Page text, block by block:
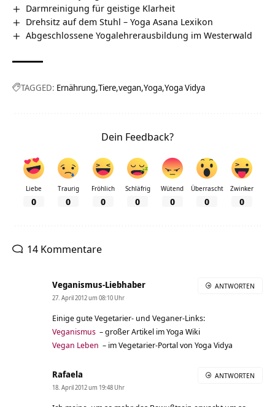
Darmreinigung für geistige Klarheit
Drehsitz auf dem Stuhl – Yoga Asana Lexikon
Abgeschlossene Yogalehrerausbildung im Westerwald
TAGGED: Ernährung Tiere vegan Yoga Yoga Vidya
Dein Feedback?
Liebe
0
Traurig
0
Fröhlich
0
Schläfrig
0
Wütend
0
Überrascht
0
Zwinker
0
14 Kommentare
Veganismus-Liebhaber
27. April 2012 um 08:10 Uhr
Einige gute Vegetarier- und Veganer-Links:
Veganismus – großer Artikel im Yoga Wiki
Vegan Leben – im Vegetarier-Portal von Yoga Vidya
ANTWORTEN
Rafaela
18. April 2012 um 19:48 Uhr
ANTWORTEN